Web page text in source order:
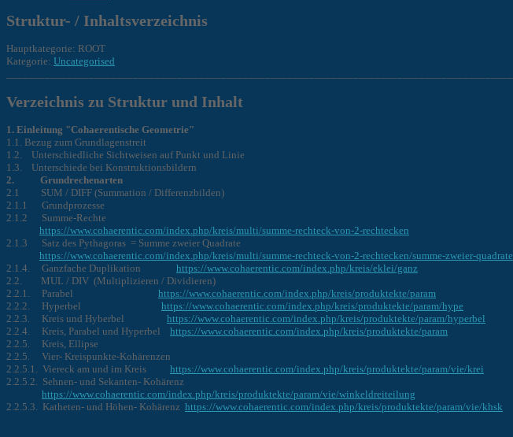
Struktur- / Inhaltsverzeichnis
Hauptkategorie: ROOT
Kategorie: Uncategorised
Verzeichnis zu Struktur und Inhalt
1. Einleitung "Cohaerentische Geometrie"
1.1. Bezug zum Grundlagenstreit
1.2. Unterschiedliche Sichtweisen auf Punkt und Linie
1.3. Unterschiede bei Konstruktionsbildern
2. Grundrechenarten
2.1 SUM / DIFF (Summation / Differenzbilden)
2.1.1 Grundprozesse
2.1.2 Summe-Rechte
https://www.cohaerentic.com/index.php/kreis/multi/summe-rechteck-von-2-rechtecken
2.1.3 Satz des Pythagoras = Summe zweier Quadrate
https://www.cohaerentic.com/index.php/kreis/multi/summe-rechteck-von-2-rechtecken/summe-zweier-quadrate
2.1.4. Ganzfache Duplikation https://www.cohaerentic.com/index.php/kreis/eklei/ganz
2.2. MUL / DIV (Multiplizieren / Dividieren)
2.2.1. Parabel https://www.cohaerentic.com/index.php/kreis/produktekte/param
2.2.2. Hyperbel https://www.cohaerentic.com/index.php/kreis/produktekte/param/hype
2.2.3. Kreis und Hyberbel https://www.cohaerentic.com/index.php/kreis/produktekte/param/hyperbel
2.2.4. Kreis, Parabel und Hyperbel https://www.cohaerentic.com/index.php/kreis/produktekte/param
2.2.5. Kreis, Ellipse
2.2.5. Vier- Kreispunkte-Kohärenzen
2.2.5.1. Viereck am und im Kreis https://www.cohaerentic.com/index.php/kreis/produktekte/param/vie/krei
2.2.5.2. Sehnen- und Sekanten- Kohärenz
https://www.cohaerentic.com/index.php/kreis/produktekte/param/vie/winkeldreiteilung
2.2.5.3. Katheten- und Höhen- Kohärenz https://www.cohaerentic.com/index.php/kreis/produktekte/param/vie/khsk